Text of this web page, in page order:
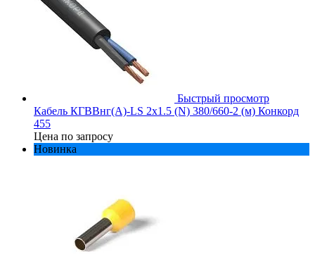
Быстрый просмотр
Кабель КГВВнг(А)-LS 2х1.5 (N) 380/660-2 (м) Конкорд
455
Цена по запросу
Новинка